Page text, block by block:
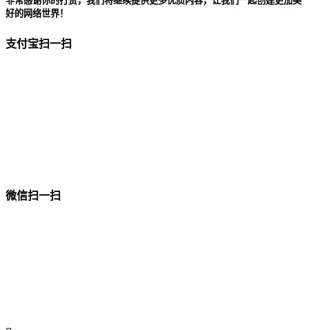
好的网络世界！
支付宝扫一扫
微信扫一扫